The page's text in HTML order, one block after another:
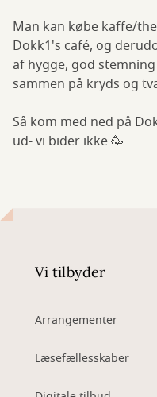
Man kan købe kaffe/
Dokk1's café, og
af hygge, god
sammen på kryds og
Så kom med ned på
ud- vi bider ikke 🥳
Vi tilbyder
Arrangementer
Læsefællesskaber